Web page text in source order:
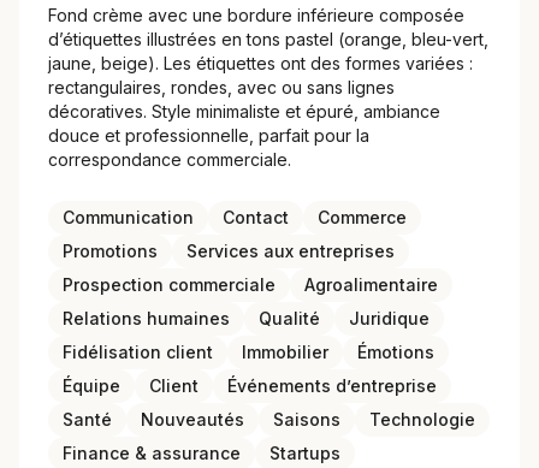
Fond crème avec une bordure inférieure composée
d’étiquettes illustrées en tons pastel (orange, bleu-vert,
jaune, beige). Les étiquettes ont des formes variées :
rectangulaires, rondes, avec ou sans lignes
décoratives. Style minimaliste et épuré, ambiance
douce et professionnelle, parfait pour la
correspondance commerciale.
Communication Contact
Commerce
Promotions
Services aux entreprises
Prospection commerciale
Agroalimentaire
Relations humaines
Qualité
Juridique
Fidélisation client
Immobilier
Émotions
Équipe
Client
Événements d’entreprise
Santé
Nouveautés Saisons
Technologie
Finance & assurance
Startups